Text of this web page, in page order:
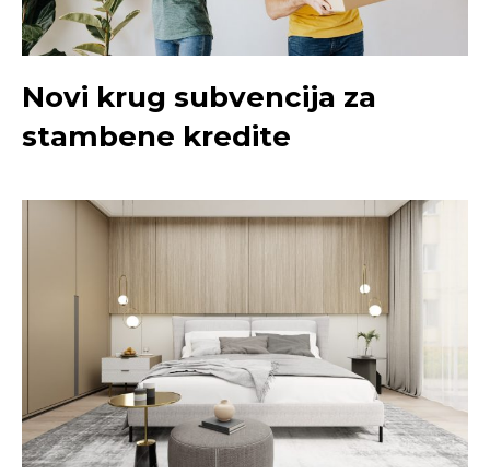
Novi krug subvencija za
stambene kredite